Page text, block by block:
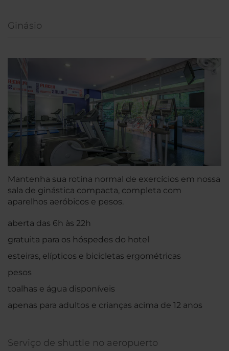
Ginásio
Mantenha sua rotina normal de exercícios em nossa
sala de ginástica compacta, completa com
aparelhos aeróbicos e pesos.
aberta das 6h às 22h
gratuita para os hóspedes do hotel
esteiras, elípticos e bicicletas ergométricas
pesos
toalhas e água disponíveis
apenas para adultos e crianças acima de 12 anos
Serviço de shuttle no aeropuerto